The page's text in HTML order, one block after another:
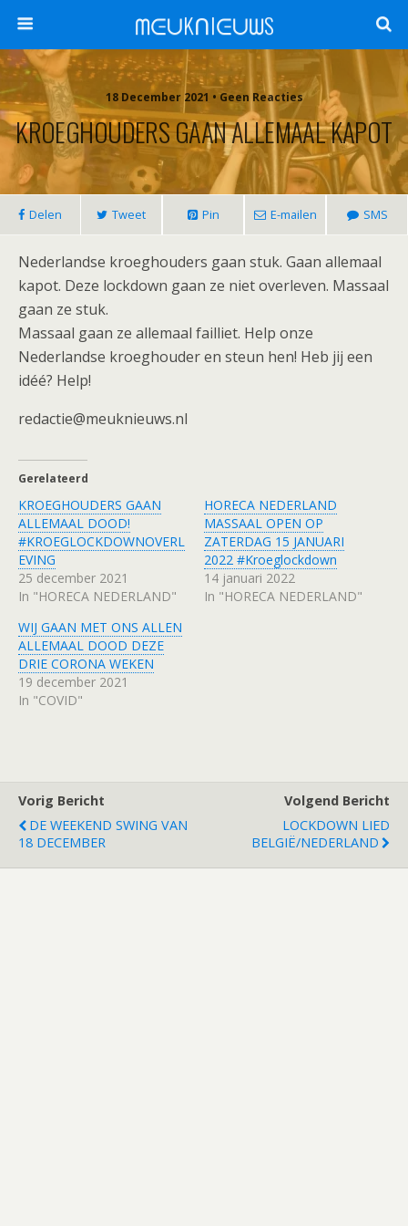
ᗰᕮᑌKᑎIᕮᑌᗯS
18 December 2021 •Geen Reacties
KROEGHOUDERS GAAN ALLEMAAL KAPOT
Delen Tweet Pin E-mailen SMS
Nederlandse kroeghouders gaan stuk. Gaan allemaal
kapot. Deze lockdown gaan ze niet overleven. Massaal
gaan ze stuk.
Massaal gaan ze allemaal failliet. Help onze
Nederlandse kroeghouder en steun hen! Heb jij een
idéé? Help!
redactie@meuknieuws.nl
Gerelateerd
KROEGHOUDERS GAAN
ALLEMAAL DOOD!
#KROEGLOCKDOWNOVERL
EVING
25 december 2021
In "HORECA NEDERLAND"
HORECA NEDERLAND
MASSAAL OPEN OP
ZATERDAG 15 JANUARI
2022 #Kroeglockdown
14 januari 2022
In "HORECA NEDERLAND"
WIJ GAAN MET ONS ALLEN
ALLEMAAL DOOD DEZE
DRIE CORONA WEKEN
19 december 2021
In "COVID"
Vorig Bericht
DE WEEKEND SWING VAN
18 DECEMBER
Volgend Bericht
LOCKDOWN LIED
BELGIË/NEDERLAND